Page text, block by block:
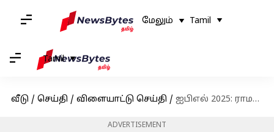
மேலும் Tamil
Tamil
வீடு / செய்தி / விளையாட்டு செய்தி / ஐபிஎல் 2025: ராமநவமி காரணமாக கேகேஆர் vs எல்எஸ்ஜி போட்டி கொல்கத்தாவிலிருந்து குவஹாத்திக்கு மாற்றம்
ADVERTISEMENT